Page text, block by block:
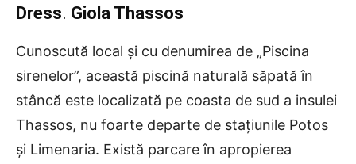
Dress. Giola Thassos
Cunoscută local și cu denumirea de „Piscina
sirenelor”, această piscină naturală săpată în
stâncă este localizată pe coasta de sud a insulei
Thassos, nu foarte departe de stațiunile Potos
și Limenaria. Există parcare în apropierea